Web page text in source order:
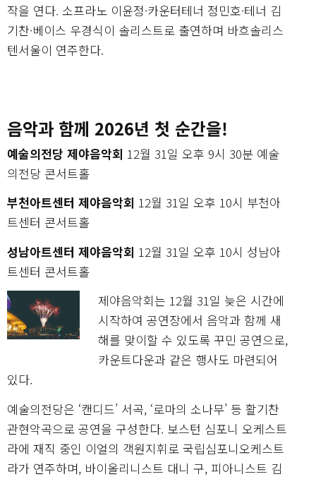
작을 연다. 소프라노 이윤정·카운터테너 정민호·테너 김
기찬·베이스 우경식이 솔리스트로 출연하며 바흐솔리스
텐서울이 연주한다.
음악과 함께 2026년 첫 순간을!
예술의전당 제야음악회 12월 31일 오후 9시 30분 예술
의전당 콘서트홀
부천아트센터 제야음악회 12월 31일 오후 10시 부천아
트센터 콘서트홀
성남아트센터 제야음악회 12월 31일 오후 10시 성남아
트센터 콘서트홀
제야음악회는 12월 31일 늦은 시간에
시작하여 공연장에서 음악과 함께 새
해를 맞이할 수 있도록 꾸민 공연으로,
카운트다운과 같은 행사도 마련되어
있다.
예술의전당은 ‘캔디드’ 서곡, ‘로마의 소나무’ 등 활기찬
관현악곡으로 공연을 구성한다. 보스턴 심포니 오케스트
라에 재직 중인 이얼의 객원지휘로 국립심포니오케스트
라가 연주하며, 바이올리니스트 대니 구, 피아니스트 김